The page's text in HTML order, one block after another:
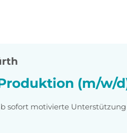
(m/w/
sofort motivierte